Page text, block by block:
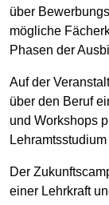
über
mögliche
Phasen der
Auf der
über den Beruf
und Workshops
Der
einer Lehrkraft